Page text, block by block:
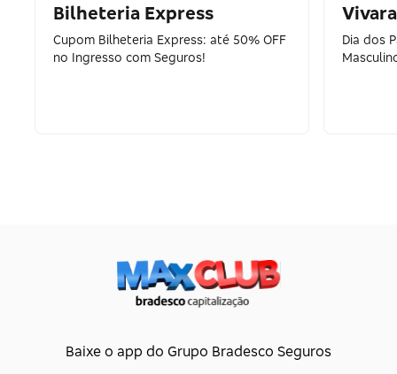
Bilheteria Express
Cupom Bilheteria Express: até 50% OFF
no Ingresso com Seguros!
Vivara
Dia dos
Baixe o app do Grupo Bradesco Seguros